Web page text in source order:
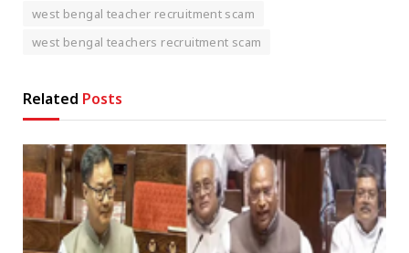
west bengal teacher recruitment scam
west bengal teachers recruitment scam
Related Posts